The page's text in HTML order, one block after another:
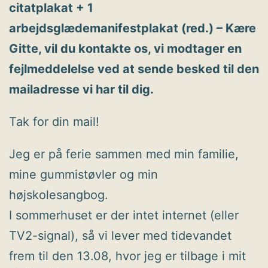
citatplakat + 1
arbejdsglædemanifestplakat (red.) – Kære
Gitte, vil du kontakte os, vi modtager en
fejlmeddelelse ved at sende besked til den
mailadresse vi har til dig.
Tak for din mail!
Jeg er på ferie sammen med min familie,
mine gummistøvler og min
højskolesangbog.
I sommerhuset er der intet internet (eller
TV2-signal), så vi lever med tidevandet
frem til den 13.08, hvor jeg er tilbage i mit